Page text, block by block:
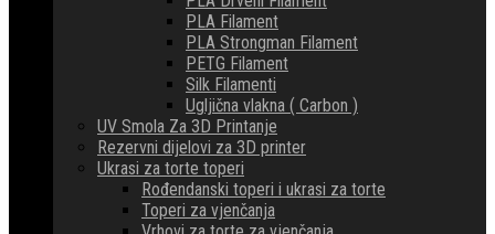
PLA Filament
PLA Strongman Filament
PETG Filament
Silk Filamenti
Ugljična vlakna ( Carbon )
UV Smola Za 3D Printanje
Rezervni dijelovi za 3D printer
Ukrasi za torte toperi
Rođendanski toperi i ukrasi za torte
Toperi za vjenčanja